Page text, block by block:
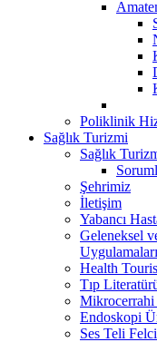
Poliklinik
Sağlık Turizmi
Sağlık
Şehrimiz
İletişim
Yabancı
Geleneksel
Uygulamaları
Health
Tıp
Mikrocerrahi
Endoskopi
Ses Teli